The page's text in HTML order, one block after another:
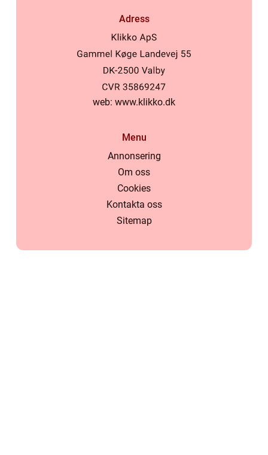
Adress
web: www.klikko.dk
Menu
Annonsering
Om oss
Cookies
Kontakta oss
Sitemap